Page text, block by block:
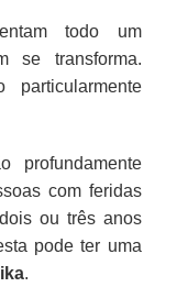
todo um
se transforma.
profundamente
com feridas
ou três anos
pode ter uma
.